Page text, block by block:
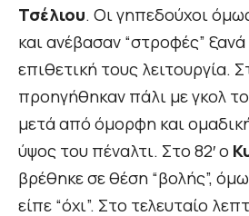
Τσέλιου. Οι γηπεδούχοι
και ανέβασαν “στροφές”
επιθετική τους λειτουργία.
προηγήθηκαν πάλι με γκολ
μετά από όμορφη και
ύψος του πέναλτι. Στο 82′ ο
βρέθηκε σε θέση “βολής”,
είπε “όχι”. Στο τελευταίο